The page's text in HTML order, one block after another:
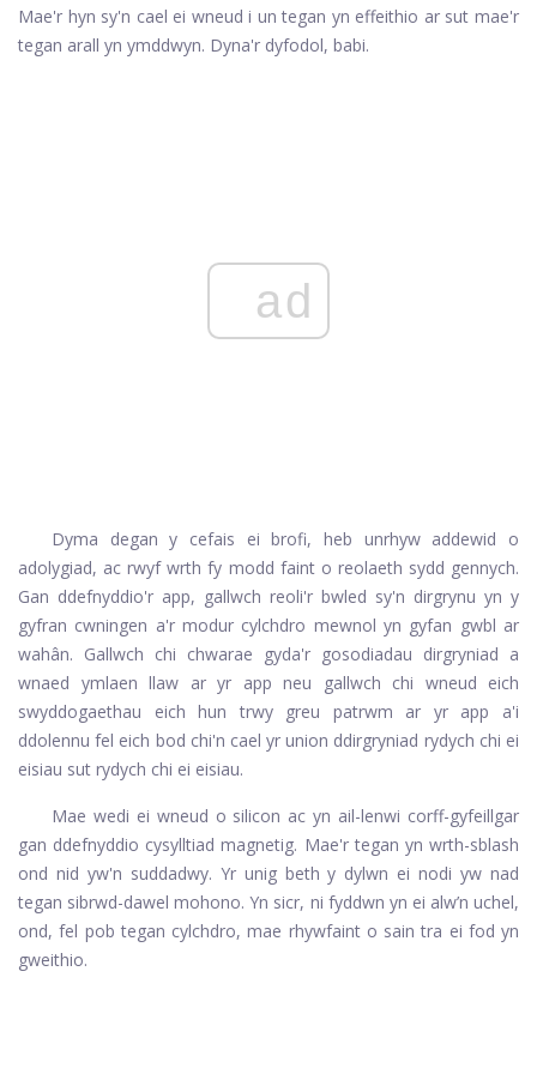
Mae'r hyn sy'n cael ei wneud i un tegan yn effeithio ar sut mae'r
tegan arall yn ymddwyn. Dyna'r dyfodol, babi.
ad
Dyma degan y cefais ei brofi, heb unrhyw addewid o
adolygiad, ac rwyf wrth fy modd faint o reolaeth sydd gennych.
Gan ddefnyddio'r app, gallwch reoli'r bwled sy'n dirgrynu yn y
gyfran cwningen a'r modur cylchdro mewnol yn gyfan gwbl ar
wahân. Gallwch chi chwarae gyda'r gosodiadau dirgryniad a
wnaed ymlaen llaw ar yr app neu gallwch chi wneud eich
swyddogaethau eich hun trwy greu patrwm ar yr app a'i
ddolennu fel eich bod chi'n cael yr union ddirgryniad rydych chi ei
eisiau sut rydych chi ei eisiau.
Mae wedi ei wneud o silicon ac yn ail-lenwi corff-gyfeillgar
gan ddefnyddio cysylltiad magnetig. Mae'r tegan yn wrth-sblash
ond nid yw'n suddadwy. Yr unig beth y dylwn ei nodi yw nad
tegan sibrwd-dawel mohono. Yn sicr, ni fyddwn yn ei alw’n uchel,
ond, fel pob tegan cylchdro, mae rhywfaint o sain tra ei fod yn
gweithio.